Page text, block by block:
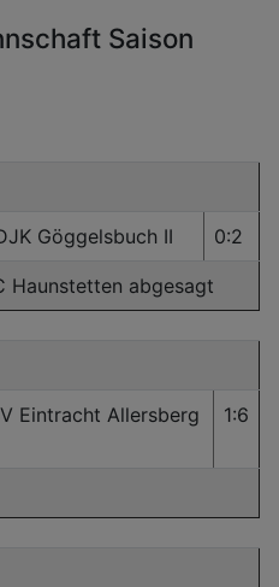
Saison
Göggelsbuch II 0:2
Haunstetten abgesagt
Eintracht Allersberg
1:6